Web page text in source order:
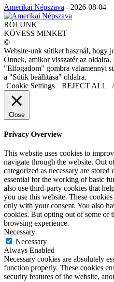
Amerikai Népszava - 2026-08-04
RÓLUNK
KÖVESS MINKET
©
Website-unk sütiket használ, hogy
Önnek, amikor visszatér az
"Elfogadom" gombra valamennyi
a "Sütik beállítása" oldalra.
Cookie Settings
REJECT ALL
Close
Privacy Overview
This website uses cookies to
navigate through the website. Out
categorized as necessary are
essential for the working of basic
also use third-party cookies that
you use this website. These
only with your consent. You also
cookies. But opting out of some of
browsing experience.
Necessary
Necessary
Always Enabled
Necessary cookies are absolutely
function properly. These cookies
security features of the website,